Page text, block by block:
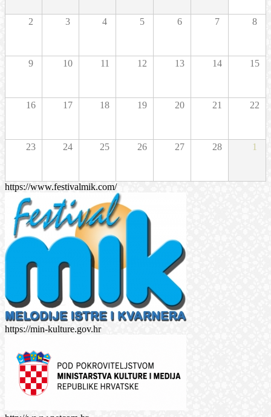
2 3 4 5 6 7 8
9 10 11 12 13 14 15
16 17 18 19 20 21 22
23 24 25 26 27 28 1
https://www.festivalmik.com/
https://min-kulture.gov.hr